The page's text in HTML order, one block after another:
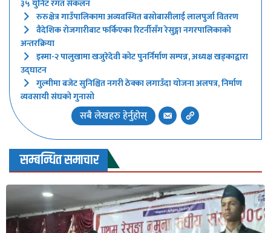
३५ युनिट रगत संकलन
रुरुक्षेत्र गाउँपालिकामा अव्यवस्थित बसोबासीलाई लालपुर्जा वितरण
वैदेशिक रोजगारीबाट फर्किएका रिटर्नीसँग रेसुङ्गा नगरपालिकाको
अन्तरक्रिया
इस्मा-२ पालुखामा खजुरेदेवी कोट पुनर्निर्माण सम्पन्न, अध्यक्ष खड्काद्वारा
उद्घाटन
गुल्मीमा बजेट सुनिश्चित नगरी ठेक्का लगाउँदा योजना अलपत्र, निर्माण
व्यवसायी संघको गुनासो
सबै लेखहरु हेर्नुहोस्
सम्बन्धित समाचार